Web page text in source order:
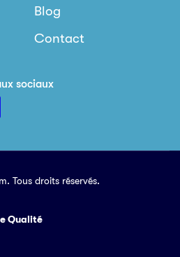
Blog
Contact
sociaux
Tous droits réservés.
Qualité